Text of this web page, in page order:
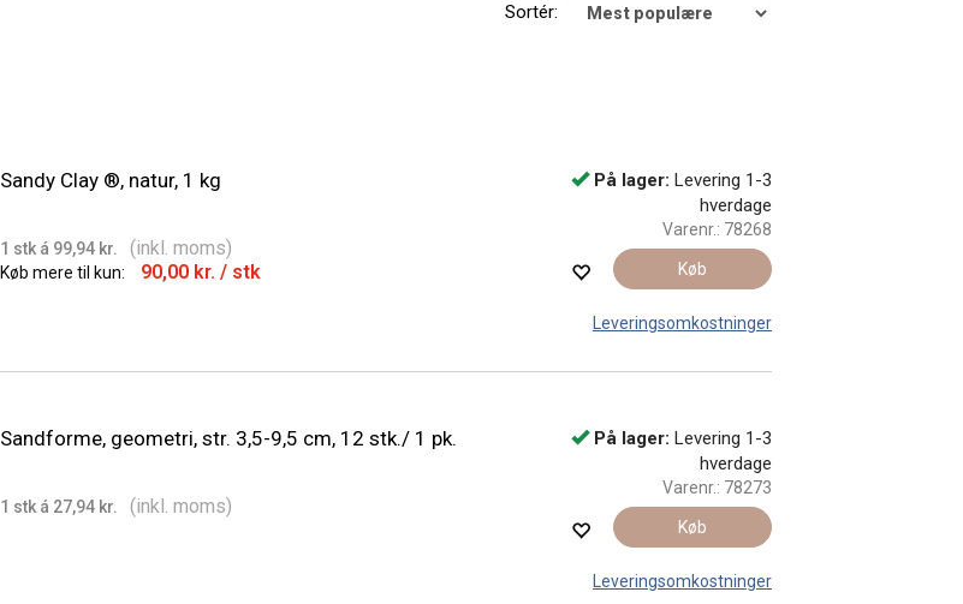
Sortér:
Sandy Clay ®, natur, 1 kg
1 stk á 99,94 kr. (inkl. moms)
På lager: Levering 1-3
hverdage
Varenr.: 78268
Køb mere til kun: 90,00 kr. / stk Køb
Leveringsomkostninger
Sandforme, geometri, str. 3,5-9,5 cm, 12 stk./ 1 pk.
1 stk á 27,94 kr. (inkl. moms)
På lager: Levering 1-3
hverdage
Varenr.: 78273
Køb
Leveringsomkostninger